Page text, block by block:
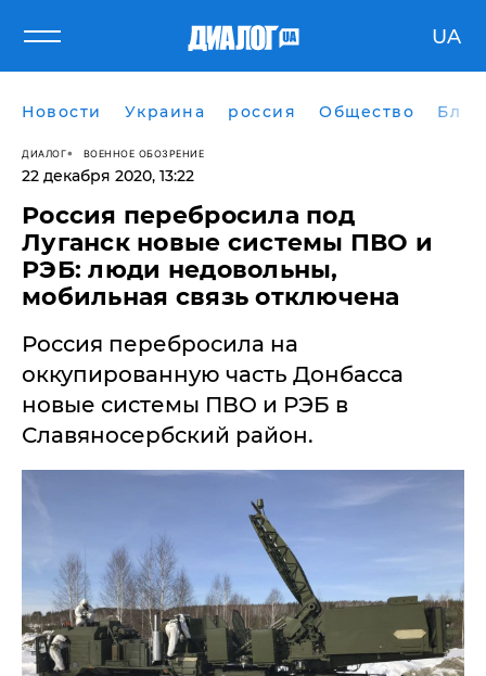
UA
Новости Украина россия Общество
ДИАЛОГ ВОЕННОЕ ОБОЗРЕНИЕ
22 декабря 2020, 13:22
​Россия перебросила под
Луганск новые системы ПВО и
РЭБ: люди недовольны,
мобильная связь отключена
​Россия перебросила на
оккупированную часть Донбасса
новые системы ПВО и РЭБ в
Славяносербский район.